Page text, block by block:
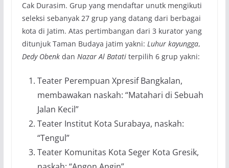
Cak Durasim. Grup yang mendaftar unutk mengikuti
seleksi sebanyak 27 grup yang datang dari berbagai
kota di Jatim. Atas pertimbangan dari 3 kurator yang
ditunjuk Taman Budaya jatim yakni: Luhur kayungga,
Dedy Obenkdan Nazar Al Batatiterpilih 6 grup yakni:
Teater Perempuan Xpresif Bangkalan,
membawakan naskah: “Matahari di Sebuah
Jalan Kecil”
Teater Institut Kota Surabaya, naskah:
“Tengul”
Teater Komunitas Kota Seger Kota Gresik,